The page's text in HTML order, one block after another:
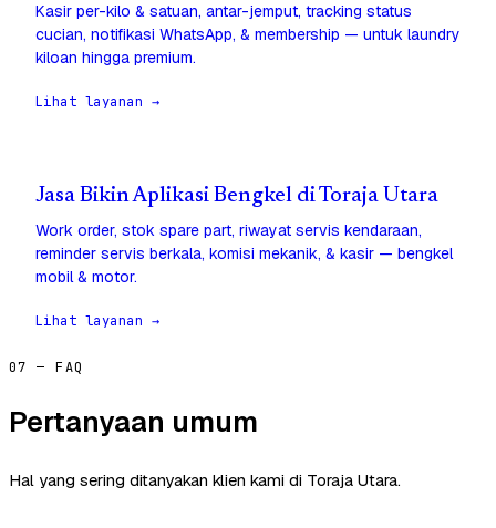
Kasir per-kilo & satuan, antar-jemput, tracking status
cucian, notifikasi WhatsApp, & membership — untuk laundry
kiloan hingga premium.
Lihat layanan →
Jasa Bikin Aplikasi Bengkel di Toraja Utara
Work order, stok spare part, riwayat servis kendaraan,
reminder servis berkala, komisi mekanik, & kasir — bengkel
mobil & motor.
Lihat layanan →
07 — FAQ
Pertanyaan umum
Hal yang sering ditanyakan klien kami di Toraja Utara.